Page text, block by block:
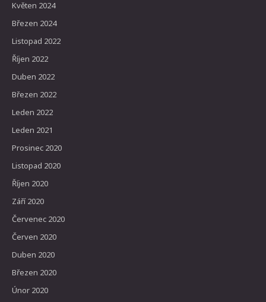
Květen 2024
Březen 2024
Listopad 2022
Říjen 2022
Duben 2022
Březen 2022
Leden 2022
Leden 2021
Prosinec 2020
Listopad 2020
Říjen 2020
Září 2020
Červenec 2020
Červen 2020
Duben 2020
Březen 2020
Únor 2020